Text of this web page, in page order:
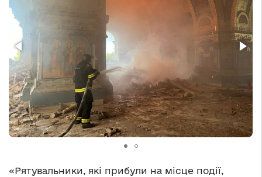
«Рятувальники, які прибули на місце події,